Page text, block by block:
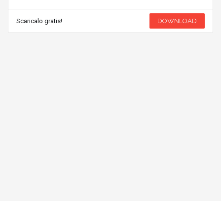
Scaricalo gratis! DOWNLOAD